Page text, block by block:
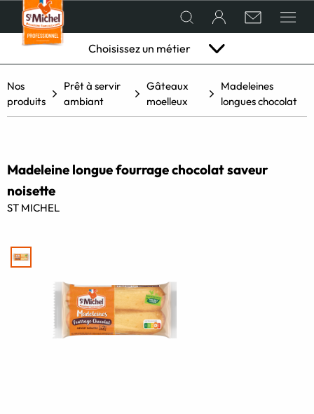
QUI SOMMES-NOUS ?
LES CHEFS CRÉATIFS
Choisissez un métier
Hôtellerie
Restaurant
& café
Boulangerie
pâtisserie
Vente à
emporter
TraiteurLabo
pâtissier
en GMS
Nos
produits
Prêt à servir
ambiant
Gâteaux
moelleux
Madeleines
longues chocolat
Madeleine longue fourrage chocolat saveur
noisette
ST MICHEL